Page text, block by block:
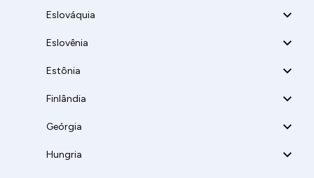
Eslováquia
Eslovênia
Estônia
Finlândia
Geórgia
Hungria